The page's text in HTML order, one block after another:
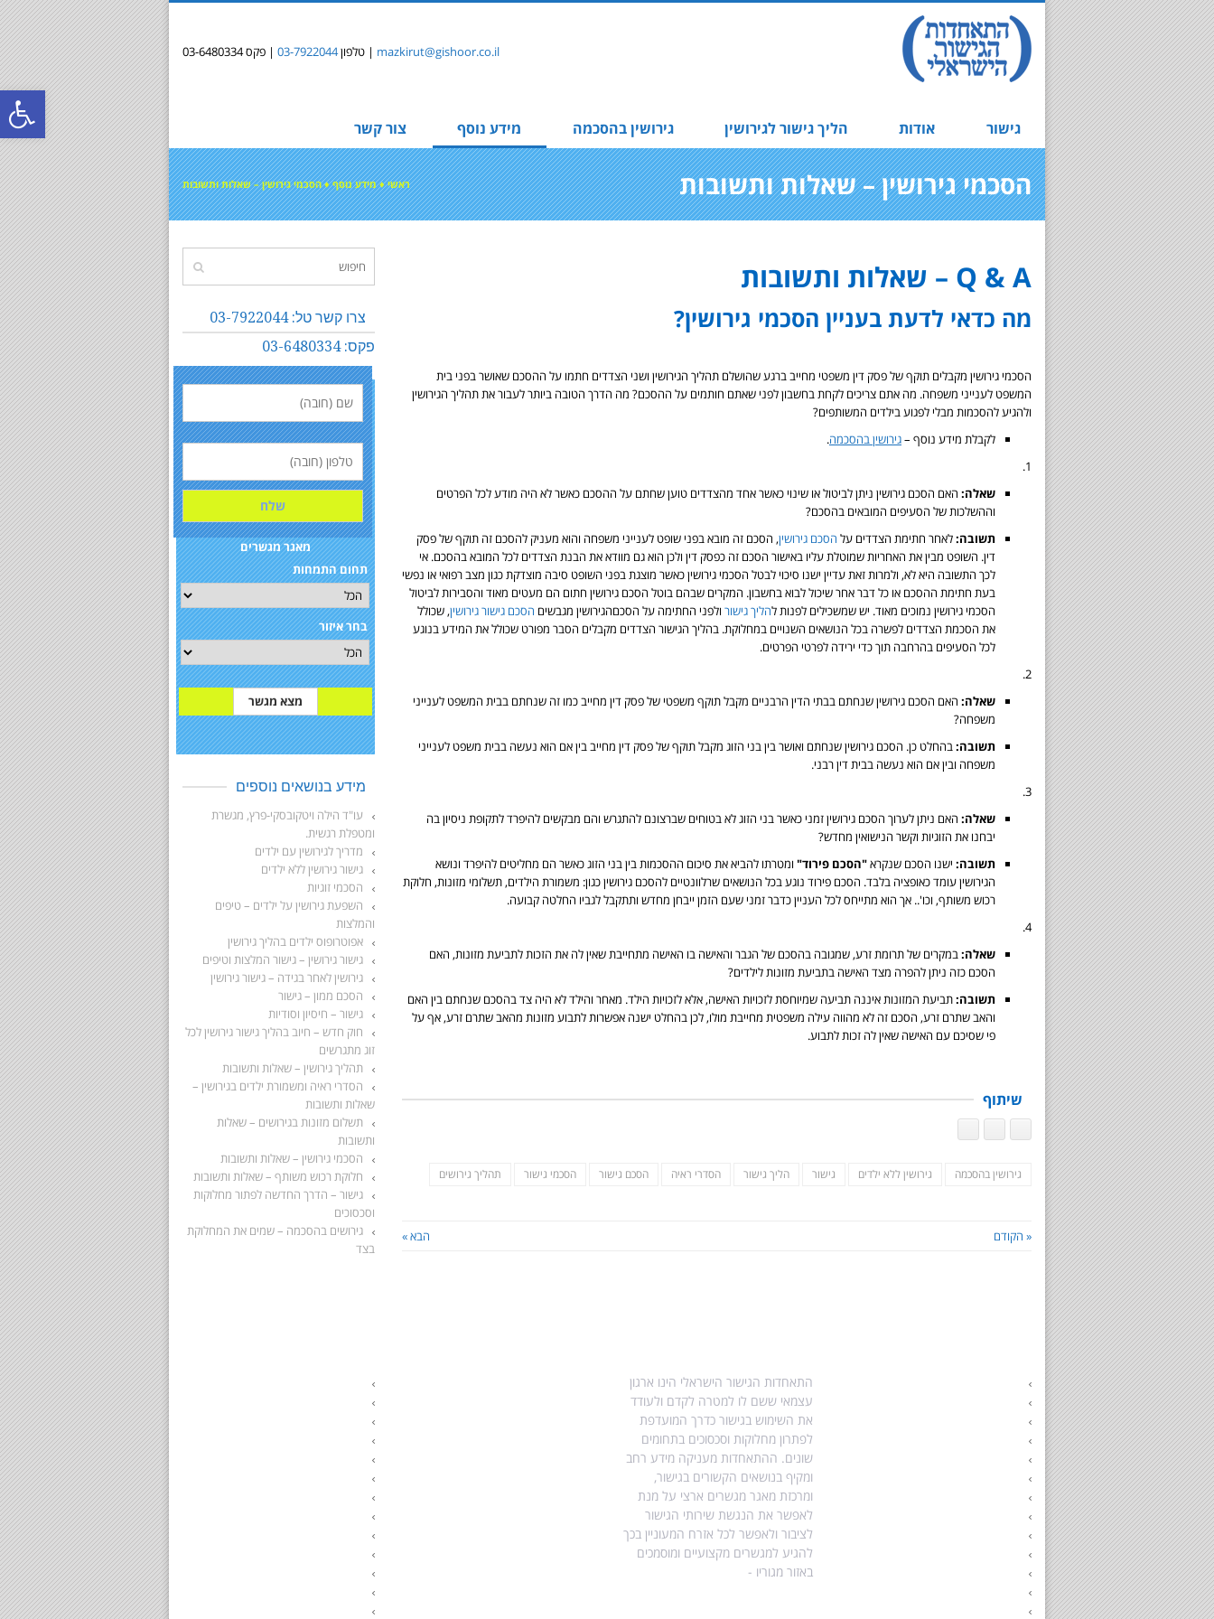
mazkirut@gishoor.co.il | טלפון03-7922044 | פקס 03-6480334
גישור אודות הליך גישור לגירושין גירושין בהסכמה מידע נוסף צור קשר
הסכמי גירושין – שאלות ותשובות ראשי ♦ מידע נוסף ♦ הסכמי גירושין – שאלות ותשובות
Q & A – שאלות ותשובות
מה כדאי לדעת בעניין הסכמי גירושין?
הסכמי גירושין מקבלים תוקף של פסק דין משפטי מחייב ברגע שהושלם תהליך הגירושין ושני הצדדים חתמו על ההסכם שאושר בפני בית
המשפט לענייני משפחה. מה אתם צריכים לקחת בחשבון לפני שאתם חותמים על ההסכם? מה הדרך הטובה ביותר לעבור את תהליך הגירושין
ולהגיע להסכמות מבלי לפגוע בילדים המשותפים?
לקבלת מידע נוסף –גירושין בהסכמה.
1.
שאלה: האם הסכם גירושין ניתן לביטול או שינוי כאשר אחד מהצדדים טוען שחתם על ההסכם כאשר לא היה מודע לכל הפרטים
וההשלכות של הסעיפים המובאים בהסכם?
תשובה:לאחר חתימת הצדדים על הסכם גירושין, הסכם זה מובא בפני שופט לענייני משפחה והוא מעניק להסכם זה תוקף של פסק
דין. השופט מבין את האחריות שמוטלת עליו באישור הסכם זה כפסק דין ולכן הוא גם מוודא את הבנת הצדדים לכל המובא בהסכם. אי
לכך התשובה היא לא, ולמרות זאת עדיין ישנו סיכוי לבטל הסכמי גירושין כאשר מוצגת בפני השופט סיבה מוצדקת כגון מצב רפואי או נפשי
בעת חתימת ההסכם או כל דבר אחר שיכול לבוא בחשבון. המקרים שבהם בוטל הסכם גירושין חתום הם מעטים מאוד והסבירות לביטול
הסכמי גירושין נמוכים מאוד. יש שמשכילים לפנות להליך גישור ולפני החתימה על הסכםהגירושין מגבשים הסכם גישור גירושין, שכולל
את הסכמת הצדדים לפשרה בכל הנושאים השנויים במחלוקת. בהליך הגישור הצדדים מקבלים הסבר מפורט שכולל את המידע בנוגע
לכל הסעיפים בהרחבה תוך כדי ירידה לפרטי הפרטים.
2.
שאלה: האם הסכם גירושין שנחתם בבתי הדין הרבניים מקבל תוקף משפטי של פסק דין מחייב כמו זה שנחתם בבית המשפט לענייני
משפחה?
תשובה:בהחלט כן. הסכם גירושין שנחתם ואושר בין בני הזוג מקבל תוקף של פסק דין מחייב בין אם הוא נעשה בבית משפט לענייני
משפחה ובין אם הוא נעשה בבית דין רבני.
3.
שאלה: האם ניתן לערוך הסכם גירושין זמני כאשר בני הזוג לא בטוחים שברצונם להתגרש והם מבקשים להיפרד לתקופת ניסיון בה
יבחנו את הזוגיות וקשר הנישואין מחדש?
תשובה: ישנו הסכם שנקרא"הסכם פירוד" ומטרתו להביא את סיכום ההסכמות בין בני הזוג כאשר הם מחליטים להיפרד ונושא
הגירושין עומד כאופציה בלבד. הסכם פירוד נוגע בכל הנושאים שרלוונטיים להסכם גירושין כגון: משמורת הילדים, תשלומי מזונות, חלוקת
רכוש משותף, וכו'.. אך הוא מתייחס לכל העניין כדבר זמני שעם הזמן ייבחן מחדש ותתקבל לגביו החלטה קבועה.
4.
שאלה:במקרים של תרומת זרע, שמגובה בהסכם של הגבר והאישה בו האישה מתחייבת שאין לה את הזכות לתביעת מזונות, האם
הסכם כזה ניתן להפרה מצד האישה בתביעת מזונות לילדים?
תשובה:תביעת המזונות איננה תביעה שמיוחסת לזכויות האישה, אלא לזכויות הילד. מאחר והילד לא היה צד בהסכם שנחתם בין האם
והאב שתרם זרע, הסכם זה לא מהווה עילה משפטית מחייבת מולו, לכן בהחלט ישנה אפשרות לתבוע מזונות מהאב שתרם זרע, אף על
פי שסיכם עם האישה שאין לה זכות לתבוע.
שיתוף
גירושין בהסכמה גירושין ללא ילדים גישור הליך גישור הסדרי ראיה הסכם גישור הסכמי גישור תהליך גירושים
« הקודם הבא »
צרו קשר טל: 03-7922044
פקס: 03-6480334
מאגר מגשרים
תחום התמחות
בחר איזור
מידע בנושאים נוספים
עו"ד הילה ויטקובסקי-פרץ, מגשרת
ומטפלת רגשית.
מדריך לגירושין עם ילדים
גישור גירושין ללא ילדים
הסכמי זוגיות
השפעת גירושין על ילדים – טיפים
והמלצות
אפוטרופוס ילדים בהליך גירושין
גישור גירושין – גישור המלצות וטיפים
גירושין לאחר בגידה – גישור גירושין
הסכם ממון – גישור
גישור – חיסיון וסודיות
חוק חדש – חיוב בהליך גישור גירושין לכל
זוג מתגרשים
תהליך גירושין – שאלות ותשובות
הסדרי ראיה ומשמורת ילדים בגירושין –
שאלות ותשובות
תשלום מזונות בגירושים – שאלות
ותשובות
הסכמי גירושין – שאלות ותשובות
חלוקת רכוש משותף – שאלות ותשובות
גישור – הדרך החדשה לפתור מחלוקות
וסכסוכים
גירושים בהסכמה – שמים את המחלוקת
בצד
התאחדות הגישור הישראלי הינו ארגון
עצמאי ששם לו למטרה לקדם ולעודד
את השימוש בגישור כדרך המועדפת
לפתרון מחלוקות וסכסוכים בתחומים
שונים. ההתאחדות מעניקה מידע רחב
ומקיף בנושאים הקשורים בגישור,
ומרכזת מאגר מגשרים ארצי על מנת
לאפשר את הנגשת שירותי הגישור
לציבור ולאפשר לכל אזרח המעוניין בכך
להגיע למגשרים מקצועיים ומוסמכים
באזור מגוריו -